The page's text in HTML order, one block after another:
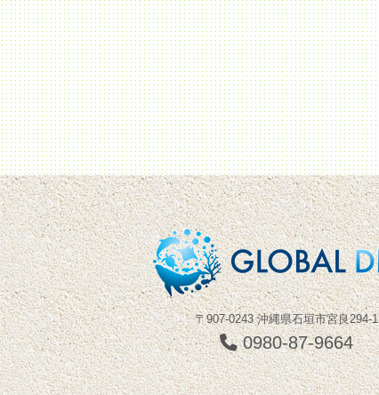
〒907-0243 沖縄県石垣市宮良294-1
0980-87-9664